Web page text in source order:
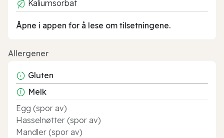
Kaliumsorbat
Åpne i appen for å lese om tilsetningene.
Allergener
Gluten
Melk
Egg (spor av)
Hasselnøtter (spor av)
Mandler (spor av)